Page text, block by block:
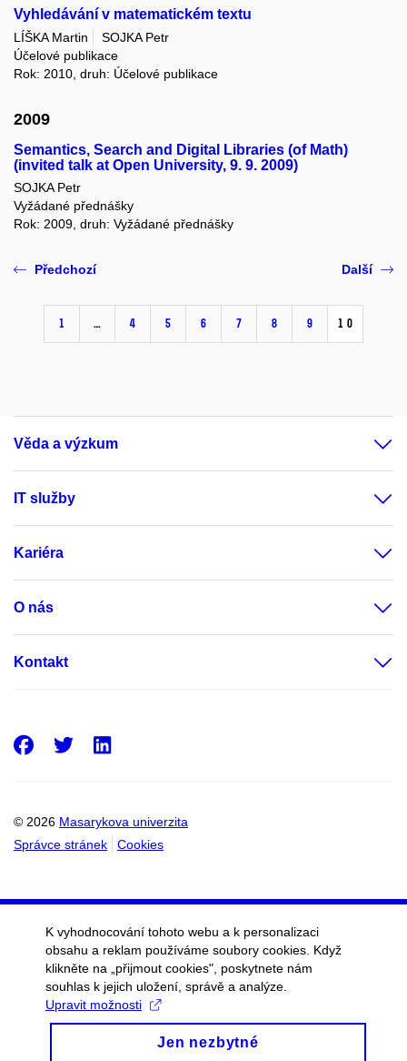
Vyhledávání v matematickém textu
LÍŠKA Martin
SOJKA Petr
Účelové publikace
Rok: 2010, druh: Účelové publikace
2009
Semantics, Search and Digital Libraries (of Math)
(invited talk at Open University, 9. 9. 2009)
SOJKA Petr
Vyžádané přednášky
Rok: 2009, druh: Vyžádané přednášky
Předchozí
1 … 4 5 6 7 8 9 10
Další
Věda a výzkum
IT služby
Kariéra
O nás
Kontakt
© 2026 Masarykova univerzita
Správce stránek
Cookies
Facebook
Twitter
K vyhodnocování tohoto webu a k personalizaci
obsahu a reklam používáme soubory cookies. Když
klikněte na „přijmout cookies", poskytnete nám
souhlas k jejich uložení, správě a analýze.
Upravit možnosti
Jen nezbytné